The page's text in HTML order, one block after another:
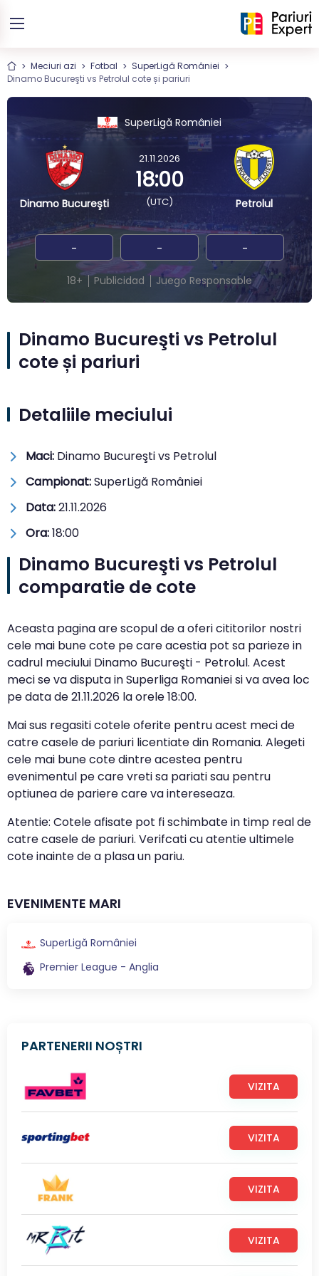
Meciuri azi Fotbal
SuperLigă României
Dinamo Bucureşti vs Petrolul cote și pariuri
SuperLigă României
Dinamo Bucureşti
21.11.2026
18:00
(UTC) Petrolul
- - -
18+ Publicidad Juego Responsable
Dinamo Bucureşti vs Petrolul
cote și pariuri
Detaliile meciului
Maci: Dinamo Bucureşti vs Petrolul
Campionat:SuperLigă României
Data:21.11.2026
Ora:18:00
Dinamo Bucureşti vs Petrolul
comparatie de cote
Aceasta pagina are scopul de a oferi cititorilor nostri
cele mai bune cote pe care acestia pot sa parieze in
cadrul meciului Dinamo Bucureşti - Petrolul. Acest
meci se va disputa in Superliga Romaniei si va avea loc
pe data de21.11.2026 la orele18:00.
Mai sus regasiti cotele oferite pentru acest meci de
catre casele de pariuri licentiate din Romania. Alegeti
cele mai bune cote dintre acestea pentru
evenimentul pe care vreti sa pariati sau pentru
optiunea de pariere care va intereseaza.
Atentie: Cotele afisate pot fi schimbate in timp real de
catre casele de pariuri. Verifcati cu atentie ultimele
cote inainte de a plasa un pariu.
EVENIMENTE MARI
SuperLigă României
Premier League - Anglia
PARTENERII NOȘTRI
VIZITA
VIZITA
VIZITA
VIZITA